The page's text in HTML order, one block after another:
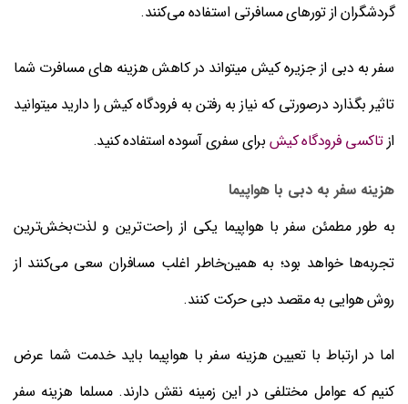
گردشگران از تورهای مسافرتی استفاده می‌کنند.
سفر به دبی از جزیره کیش میتواند در کاهش هزینه های مسافرت شما
تاثیر بگذارد درصورتی که نیاز به رفتن به فرودگاه کیش را دارید میتوانید
ازتاکسی فرودگاه کیش برای سفری آسوده استفاده کنید.
هزینه سفر به دبی با هواپیما
به طور مطمئن سفر با هواپیما یکی از راحت‌ترین و لذت‌بخش‌ترین
تجربه‌ها خواهد بود؛ به همین‌خاطر اغلب مسافران سعی می‌کنند از
روش هوایی به مقصد دبی حرکت کنند.
اما در ارتباط با تعیین هزینه سفر با هواپیما باید خدمت شما عرض
کنیم که عوامل مختلفی در این زمینه نقش دارند. مسلما هزینه سفر